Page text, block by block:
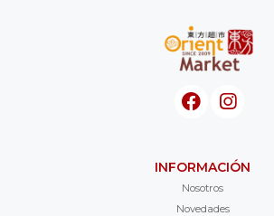
INFORMACIÓN
Nosotros
Novedades